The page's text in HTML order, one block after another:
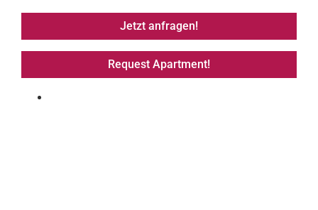
Jetzt anfragen!
Request Apartment!